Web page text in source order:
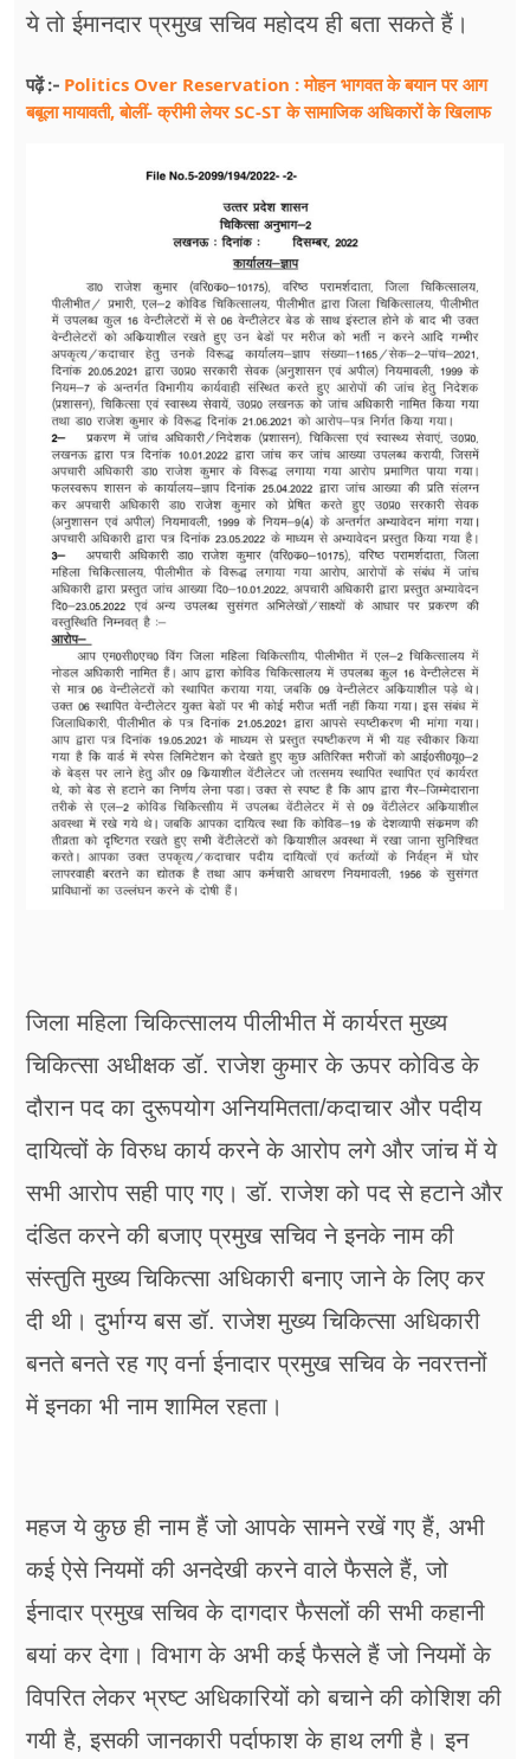
ये तो ईमानदार प्रमुख सचिव महोदय ही बता सकते हैं।
पढ़ें :- Politics Over Reservation : मोहन भागवत के बयान पर आग
बबूला मायावती, बोलीं- क्रीमी लेयर SC-ST के सामाजिक अधिकारों के खिलाफ
जिला महिला ​चिकित्सालय पीलीभीत में कार्यरत मुख्य
चिकित्सा अधीक्षक डॉ. राजेश कुमार के ऊपर कोविड के
दौरान पद का दुरूपयोग अनियमितता/कदाचार और पदीय
दायित्वों के विरुध कार्य करने के आरोप लगे और जांच में ये
सभी आरोप सही पाए गए। डॉ. राजेश को पद से हटाने और
दंडित करने की बजाए प्रमुख सचिव ने इनके नाम की
संस्तुति मुख्य चिकित्सा अधिकारी बनाए जाने के लिए कर
दी थी। दुर्भाग्य बस डॉ. राजेश मुख्य चिकित्सा अधिकारी
बनते बनते रह गए वर्ना ईनादार प्रमुख सचिव के नवरत्तनों
में इनका भी नाम शामिल रहता।
महज ये कुछ ही नाम हैं जो आपके सामने रखें गए हैं, अभी
कई ऐसे नियमों की अनदेखी करने वाले फैसले हैं, जो
ईनादार प्रमुख सचिव के दागदार फैसलों की सभी कहानी
बयां कर देगा। विभाग के अभी कई फैसले हैं जो नियमों के
विपरित लेकर भ्रष्ट अधिकारियों को बचाने की कोशिश की
गयी है, इसकी जानकारी पर्दाफाश के हाथ लगी है। इन